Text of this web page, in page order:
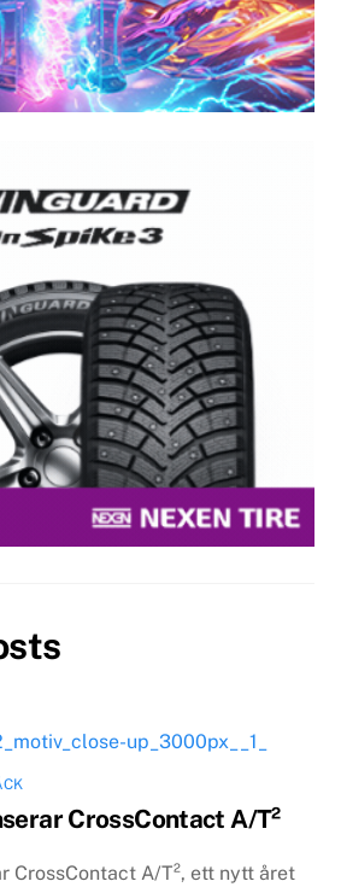
CrossContact A/T²
CrossContact A/T², ett nytt året